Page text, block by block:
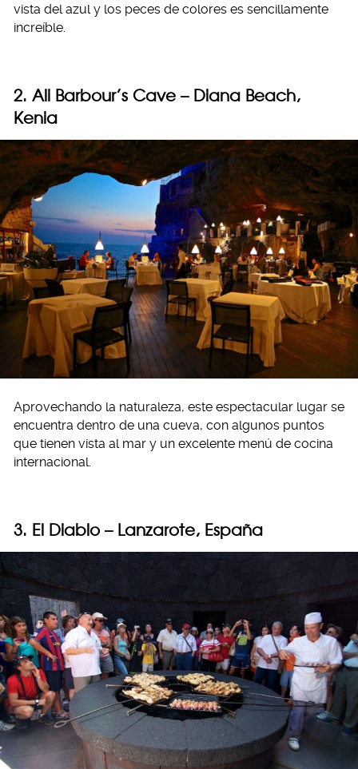
vista del azul y los peces de colores es sencillamente
increíble.
2. Ali Barbour’s Cave – Diana Beach,
Kenia
Aprovechando la naturaleza, este espectacular lugar se
encuentra dentro de una cueva, con algunos puntos
que tienen vista al mar y un excelente menú de cocina
internacional.
3. El Diablo – Lanzarote, España